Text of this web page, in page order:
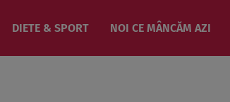
DIETE & SPORT NOI CE MÂNCĂM AZI